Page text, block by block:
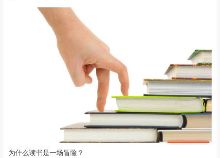
为什么读书是一场冒险？